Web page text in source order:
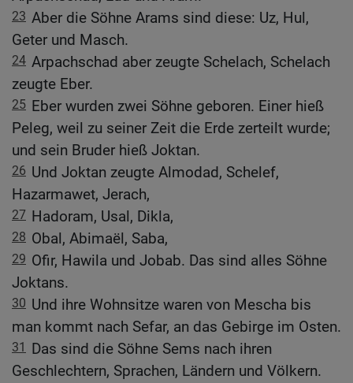
23 Aber die Söhne Arams sind diese: Uz, Hul,
Geter und Masch.
24 Arpachschad aber zeugte Schelach, Schelach
zeugte Eber.
25 Eber wurden zwei Söhne geboren. Einer hieß
Peleg, weil zu seiner Zeit die Erde zerteilt wurde;
und sein Bruder hieß Joktan.
26 Und Joktan zeugte Almodad, Schelef,
Hazarmawet, Jerach,
27 Hadoram, Usal, Dikla,
28 Obal, Abimaël, Saba,
29 Ofir, Hawila und Jobab. Das sind alles Söhne
Joktans.
30 Und ihre Wohnsitze waren von Mescha bis
man kommt nach Sefar, an das Gebirge im Osten.
31
Das sind die Söhne Sems nach ihren
Geschlechtern, Sprachen, Ländern und Völkern.